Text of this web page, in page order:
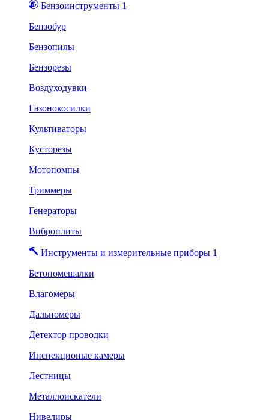
Бензоинструменты 1
Бензобур
Бензопилы
Бензорезы
Воздуходувки
Газонокосилки
Культиваторы
Кусторезы
Мотопомпы
Триммеры
Генераторы
Виброплиты
Инструменты и измерительные приборы 1
Бетономешалки
Влагомеры
Дальномеры
Детектор проводки
Инспекционые камеры
Лестницы
Металлоискатели
Нивелиры